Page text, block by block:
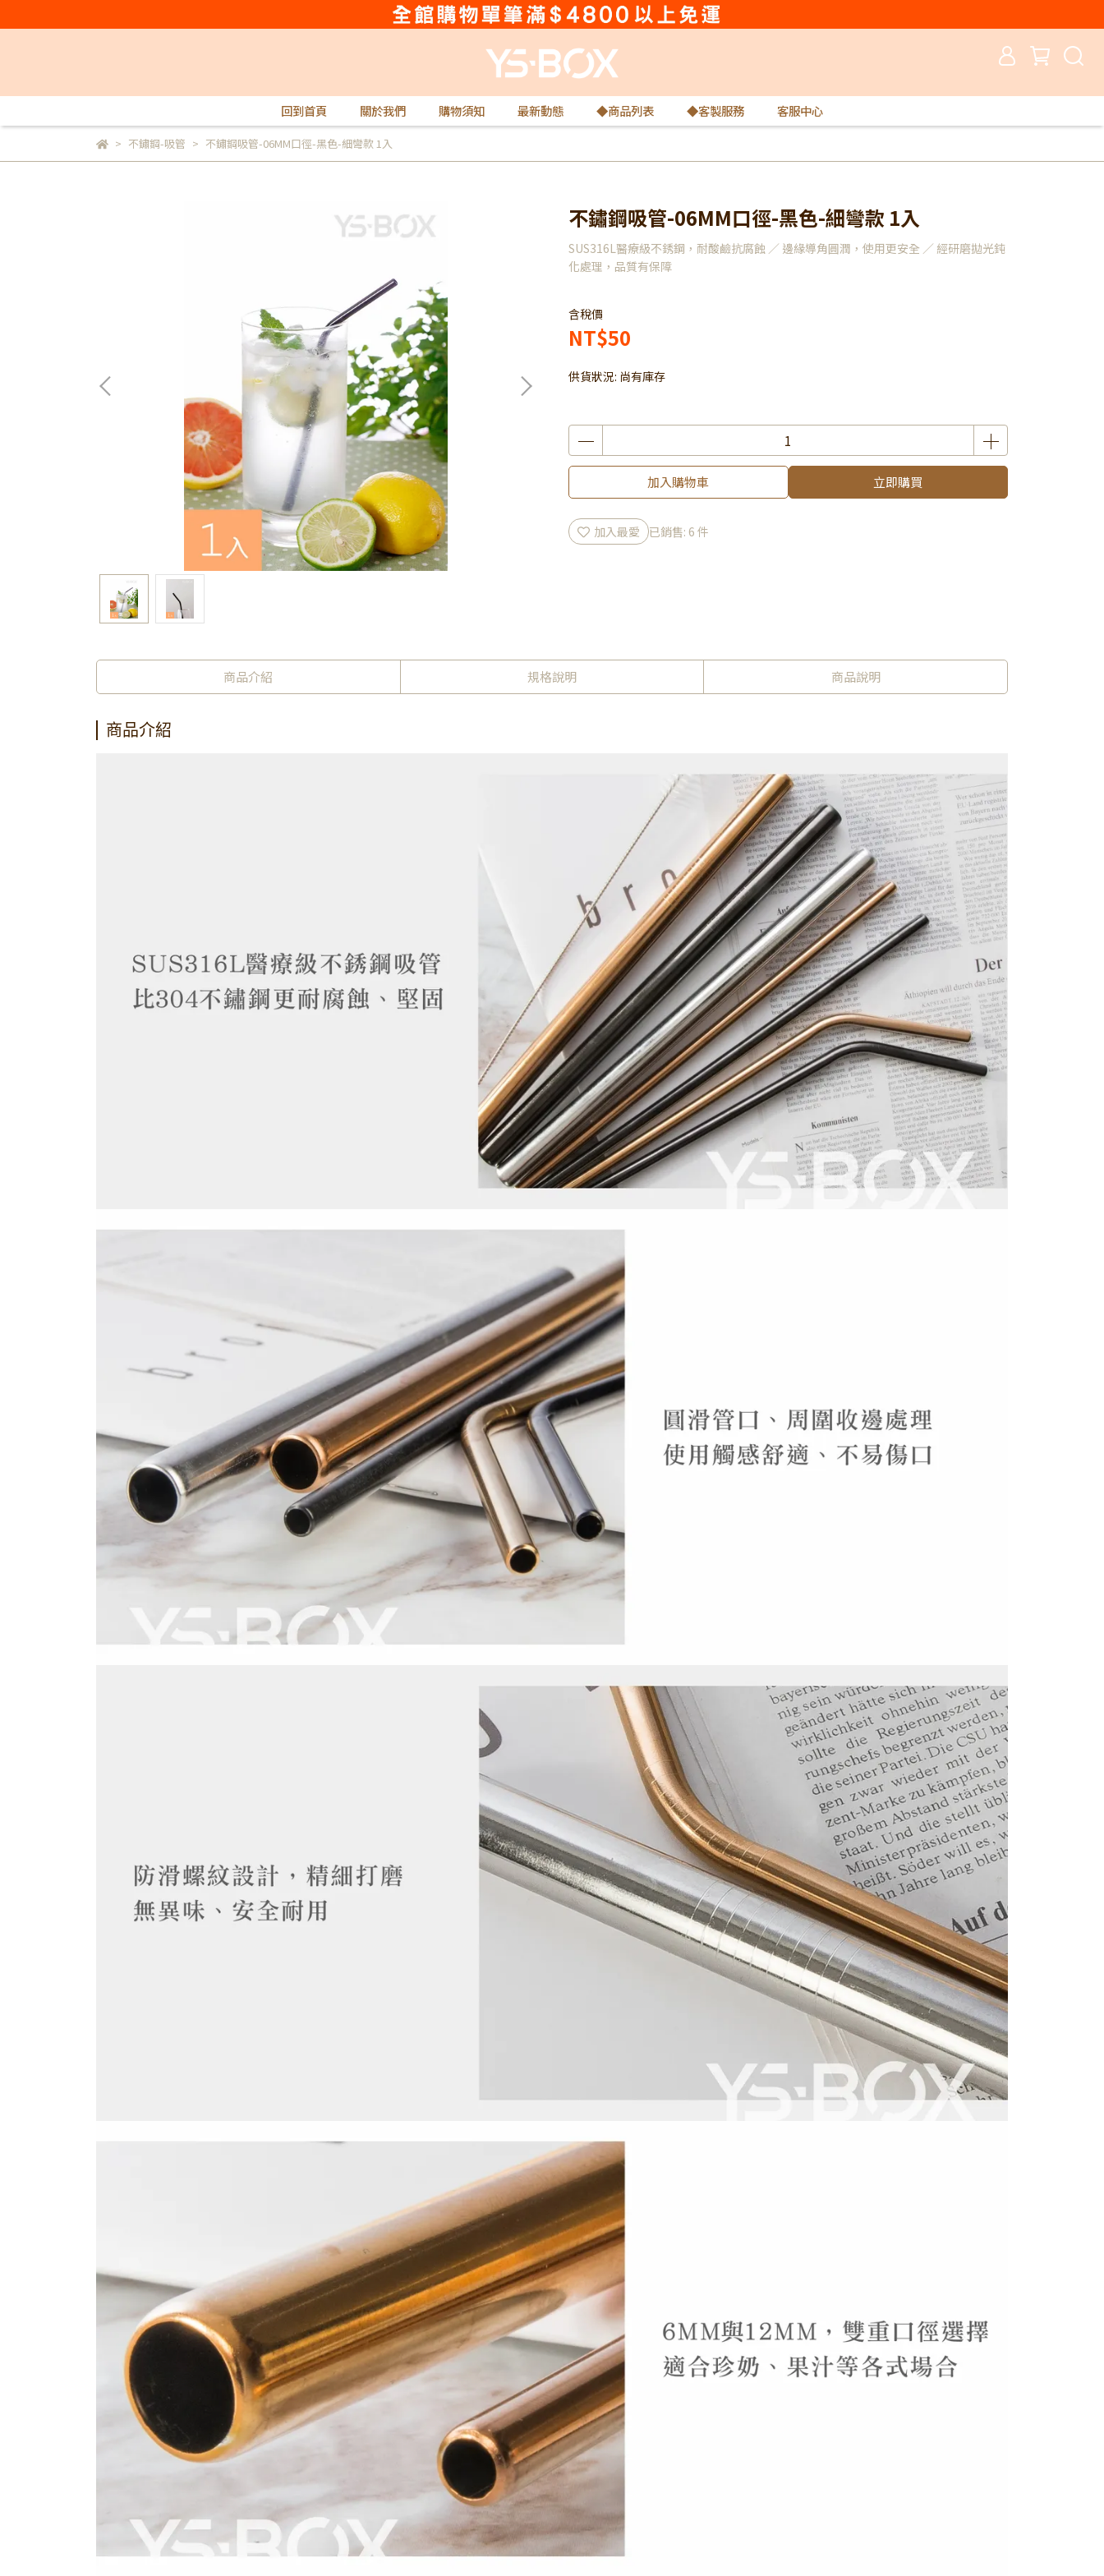
回到首頁 關於我們 購物須知 最新動態 ◆商品列表 ◆客製服務 客服中心
不鏽鋼-吸管 不鏽鋼吸管-06MM口徑-黑色-細彎款 1入
不鏽鋼吸管-06MM口徑-黑色-細彎款 1入
SUS316L醫療級不銹鋼，耐酸鹼抗腐蝕 ／ 邊緣導角圓潤，使用更安全 ／ 經研磨拋光鈍
化處理，品質有保障
含稅價
NT$50
供貨狀況: 尚有庫存
加入購物車 立即購買
加入最愛 已銷售: 6 件
商品介紹 規格說明 商品說明
商品介紹